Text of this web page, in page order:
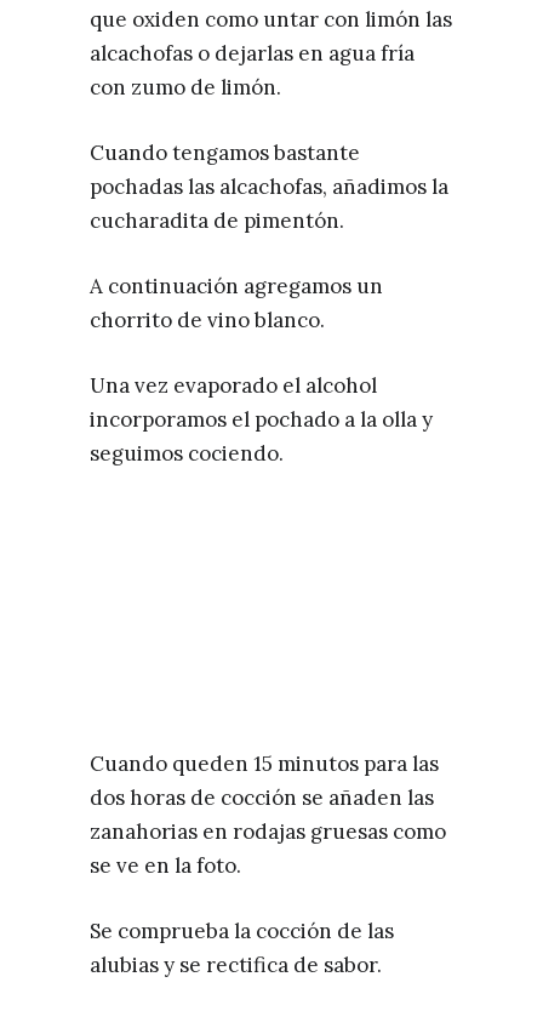
que oxiden como untar con limón las
alcachofas o dejarlas en agua fría
con zumo de limón.
Cuando tengamos bastante
pochadas las alcachofas, añadimos la
cucharadita de pimentón.
A continuación agregamos un
chorrito de vino blanco.
Una vez evaporado el alcohol
incorporamos el pochado a la olla y
seguimos cociendo.
Cuando queden 15 minutos para las
dos horas de cocción se añaden las
zanahorias en rodajas gruesas como
se ve en la foto.
Se comprueba la cocción de las
alubias y se rectifica de sabor.